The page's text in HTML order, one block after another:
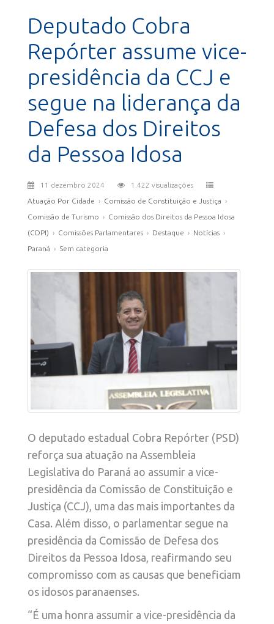
Deputado Cobra
Repórter assume vice-
presidência da CCJ e
segue na liderança da
Defesa dos Direitos
da Pessoa Idosa
11 dezembro 2024
1.422 visualizações
Atuação Por Cidade › Comissão de Constituição e Justiça ›
Comissão de Turismo › Comissão dos Direitos da Pessoa Idosa
(CDPI) › Comissões Parlamentares › Destaque › Notícias ›
Paraná › Sem categoria
O deputado estadual Cobra Repórter (PSD)
reforça sua atuação na Assembleia
Legislativa do Paraná ao assumir a vice-
presidência da Comissão de Constituição e
Justiça (CCJ), uma das mais importantes da
Casa. Além disso, o parlamentar segue na
presidência da Comissão de Defesa dos
Direitos da Pessoa Idosa, reafirmando seu
compromisso com as causas que beneficiam
os idosos paranaenses.
“É uma honra assumir a vice-presidência da